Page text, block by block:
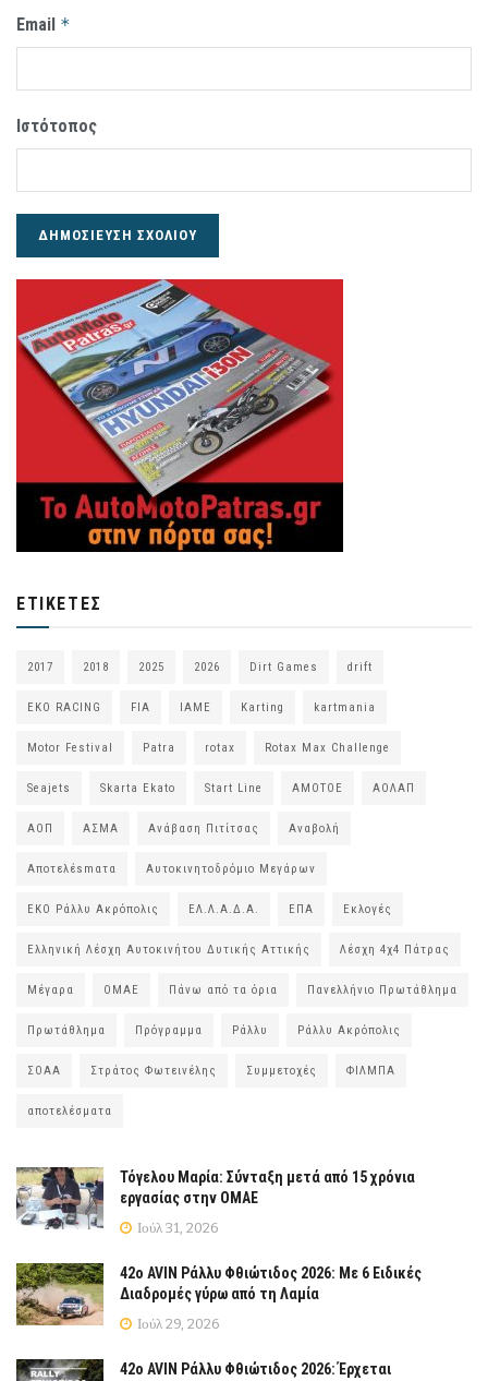
Email *
Ιστότοπος
ΕΤΙΚΈΤΕΣ
2017 2018 2025 2026 Dirt Games drift
EKO RACING FIA IAME Karting kartmania
Motor Festival Patra rotax Rotax Max Challenge
Seajets Skarta Ekato Start Line ΑΜΟΤΟΕ ΑΟΛΑΠ
ΑΟΠ ΑΣΜΑ Ανάβαση Πιτίτσας Αναβολή
Αποτελέsmατα Αυτοκινητοδρόμιο Μεγάρων
ΕΚΟ Ράλλυ Ακρόπολις ΕΛ.Λ.Α.Δ.Α. ΕΠΑ Εκλογές
Ελληνική Λέσχη Αυτοκινήτου Δυτικής Αττικής Λέσχη 4χ4 Πάτρας
Μέγαρα ΟΜΑΕ Πάνω από τα όρια Πανελλήνιο Πρωτάθλημα
Πρωτάθλημα Πρόγραμμα Ράλλυ Ράλλυ Ακρόπολις
ΣΟΑΑ Στράτος Φωτεινέλης Συμμετοχές ΦΙΛΜΠΑ
αποτελέσματα
Τόγελου Μαρία: Σύνταξη μετά από 15 χρόνια
εργασίας στην ΟΜΑΕ
Ιούλ 31, 2026
42ο AVIN Ράλλυ Φθιώτιδος 2026: Με 6 Ειδικές
Διαδρομές γύρω από τη Λαμία
Ιούλ 29, 2026
42ο AVIN Ράλλυ Φθιώτιδος 2026: Έρχεται